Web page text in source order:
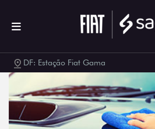
DF: Estação Fiat Gama